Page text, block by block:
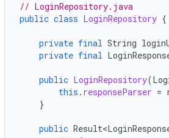
// LoginRepository.java
public class LoginRepository {
private final String
private final
public LoginRepository(
this . responseParser =
}
public